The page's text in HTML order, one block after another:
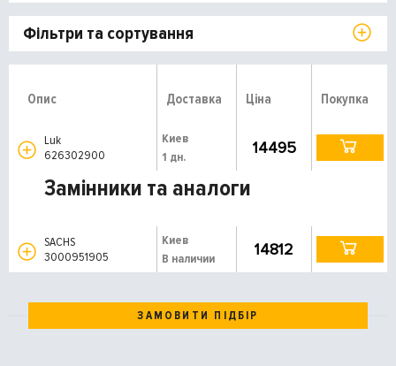
Фільтри та сортування
Опис Доставка Ціна Покупка
Luk
626302900
Киев
1 дн.
14495
Замінники та аналоги
SACHS
3000951905
Киев
В наличии
14812
ЗАМОВИТИ ПІДБІР